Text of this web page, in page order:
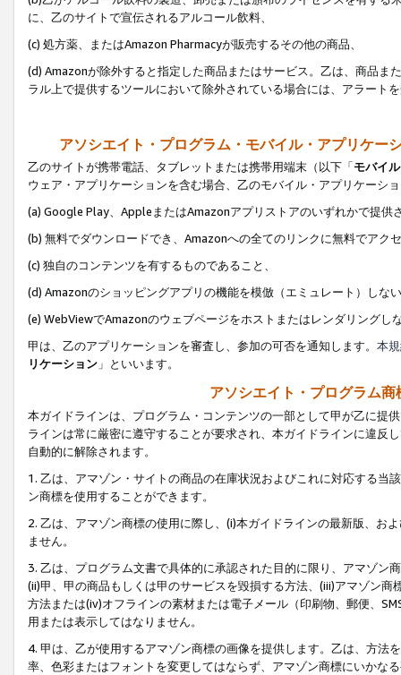
に、乙のサイトで宣伝されるアルコール飲料、
(c) 処方薬、またはAmazon Pharmacyが販売するその他の商品、
(d) Amazonが除外すると指定した商品またはサービス。乙は、商品ま
ラル上で提供するツールにおいて除外されている場合には、アラート
アソシエイト・プログラム・モバイル・アプリケー
乙のサイトが携帯電話、タブレットまたは携帯用端末（以下「モバイ
ウェア・アプリケーションを含む場合、乙のモバイル・アプリケーシ
(a) Google Play、AppleまたはAmazonアプリストアのいずれかで提供
(b) 無料でダウンロードでき、Amazonへの全てのリンクに無料でアク
(c) 独自のコンテンツを有するものであること、
(d) Amazonのショッピングアプリの機能を模倣（エミュレート）しな
(e) WebViewでAmazonのウェブページをホストまたはレンダリングし
甲は、乙のアプリケーションを審査し、参加の可否を通知します。 本
リケーション 」といいます。
アソシエイト・プログラム
本ガイドラインは、プログラム・コンテンツの一部として甲が乙に提
ラインは常に厳密に遵守することが要求され、本ガイドラインに違反
自動的に解除されます。
1. 乙は、アマゾン・サイトの商品の在庫状況およびこれに対応する
ン商標を使用することができます。
2. 乙は、アマゾン商標の使用に際し、(i)本ガイドラインの最新版、お
ません。
3. 乙は、プログラム文書で具体的に承認された目的に限り、アマゾン
(ii)甲、甲の商品もしくは甲のサービスを毀損する方法、(iii)アマゾン
方法または(iv)オフラインの素材または電子メール（印刷物、郵便、
用または表示してはなりません。
4. 甲は、乙が使用するアマゾン商標の画像を提供します。乙は、方
率、色彩またはフォントを変更してはならず、アマゾン商標にいかな